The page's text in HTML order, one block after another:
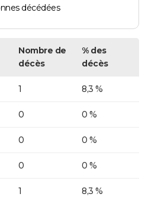
décédées
Nombre de
décès
% des
décès
1 8,3 %
0 0 %
0 0 %
0 0 %
1 8,3 %